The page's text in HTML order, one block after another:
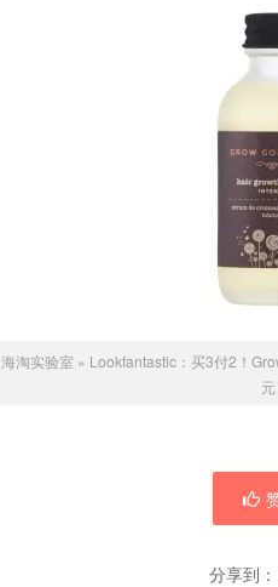
海淘实验室 » Lookfantastic：买3付2！
元
分享到：